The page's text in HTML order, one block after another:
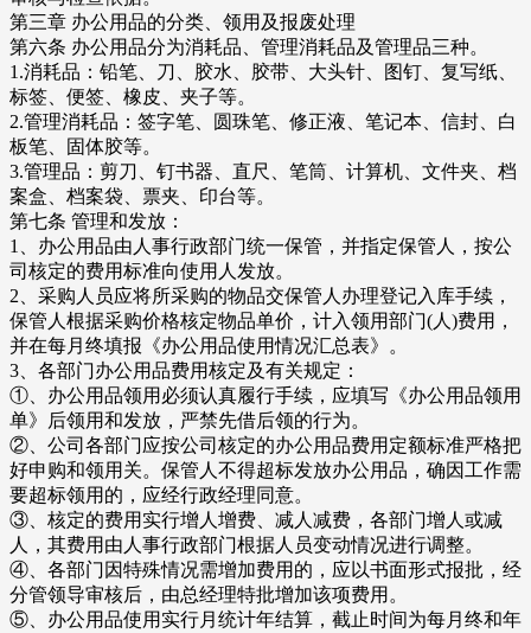
第三章 办公用品的分类、领用及报废处理
第六条 办公用品分为消耗品、管理消耗品及管理品三种。
1.消耗品：铅笔、刀、胶水、胶带、大头针、图钉、复写纸、
标签、便签、橡皮、夹子等。
2.管理消耗品：签字笔、圆珠笔、修正液、笔记本、信封、白
板笔、固体胶等。
3.管理品：剪刀、钉书器、直尺、笔筒、计算机、文件夹、档
案盒、档案袋、票夹、印台等。
第七条 管理和发放：
1、办公用品由人事行政部门统一保管，并指定保管人，按公
司核定的费用标准向使用人发放。
2、采购人员应将所采购的物品交保管人办理登记入库手续，
保管人根据采购价格核定物品单价，计入领用部门(人)费用，
并在每月终填报《办公用品使用情况汇总表》。
3、各部门办公用品费用核定及有关规定：
①、办公用品领用必须认真履行手续，应填写《办公用品领用
单》后领用和发放，严禁先借后领的行为。
②、公司各部门应按公司核定的办公用品费用定额标准严格把
好申购和领用关。保管人不得超标发放办公用品，确因工作需
要超标领用的，应经行政经理同意。
③、核定的费用实行增人增费、减人减费，各部门增人或减
人，其费用由人事行政部门根据人员变动情况进行调整。
④、各部门因特殊情况需增加费用的，应以书面形式报批，经
分管领导审核后，由总经理特批增加该项费用。
⑤、办公用品使用实行月统计年结算，截止时间为每月终和年